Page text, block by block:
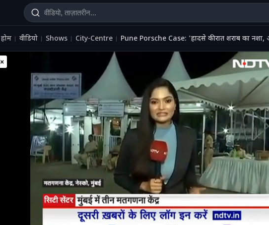
होम वीडियो Shows City-Centre Pune Porsche Case: 'हादसे की रात शराब का